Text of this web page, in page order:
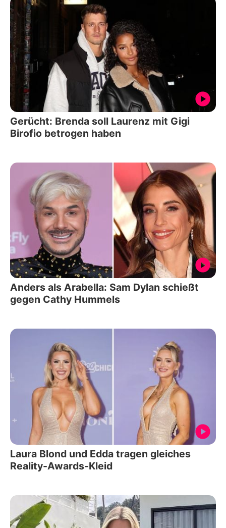
Gerücht: Brenda soll Laurenz mit Gigi
Birofio betrogen haben
Anders als Arabella: Sam Dylan schießt
gegen Cathy Hummels
Laura Blond und Edda tragen gleiches
Reality-Awards-Kleid